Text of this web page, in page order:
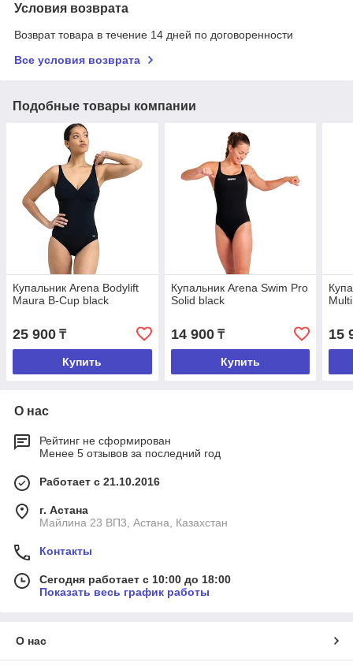
Условия возврата
Возврат товара в течение 14 дней по договоренности
Все условия возврата
Подобные товары компании
Купальник Arena Bodylift
Maura B-Cup black
25 900 ₸
Купить
Купальник Arena Swim Pro
Solid black
14 900₸
Купить
15
О нас
Рейтинг не сформирован
Менее 5 отзывов за последний год
Работает с 21.10.2016
г. Астана
Майлина 23 ВП3, Астана, Казахстан
Контакты
Сегодня работает с 10:00 до 18:00
Показать весь график работы
О нас